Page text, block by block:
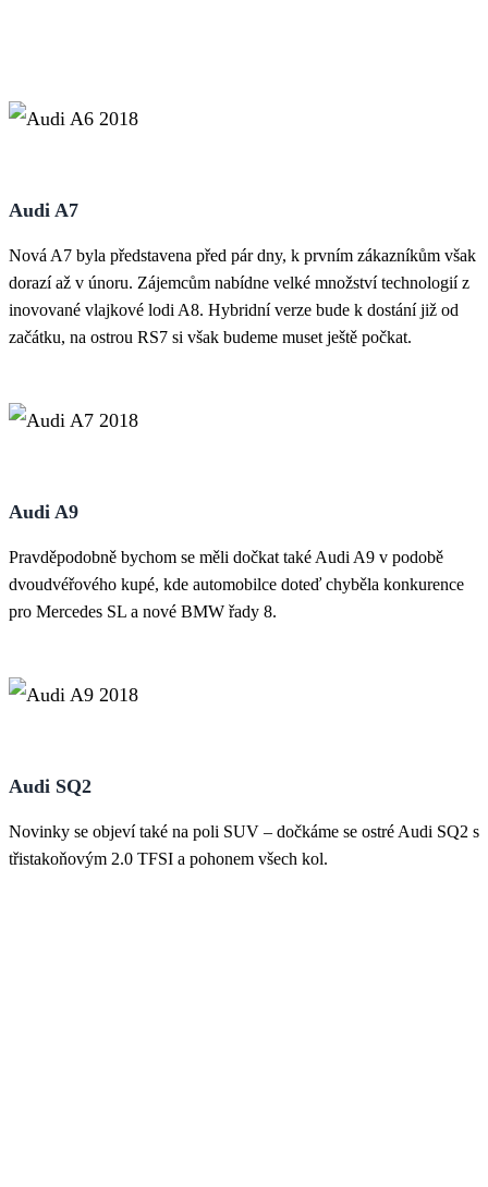
Audi A7
Nová A7 byla představena před pár dny, k prvním zákazníkům však
dorazí až v únoru. Zájemcům nabídne velké množství technologií z
inovované vlajkové lodi A8. Hybridní verze bude k dostání již od
začátku, na ostrou RS7 si však budeme muset ještě počkat.
Audi A9
Pravděpodobně bychom se měli dočkat také Audi A9 v podobě
dvoudvéřového kupé, kde automobilce doteď chyběla konkurence
pro Mercedes SL a nové BMW řady 8.
Audi SQ2
Novinky se objeví také na poli SUV – dočkáme se ostré Audi SQ2 s
třistakoňovým 2.0 TFSI a pohonem všech kol.